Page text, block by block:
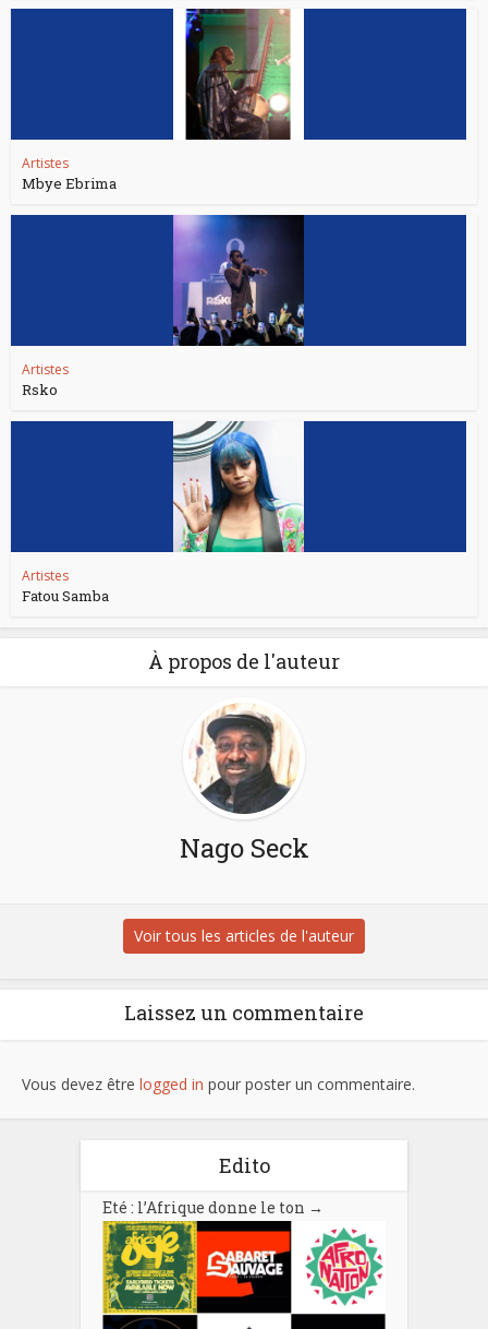
Artistes
Mbye Ebrima
Artistes
Rsko
Artistes
Fatou Samba
À propos de l'auteur
Nago Seck
Voir tous les articles de l'auteur
Laissez un commentaire
Vous devez être logged in pour poster un commentaire.
Edito
Eté : l’Afrique donne le ton →